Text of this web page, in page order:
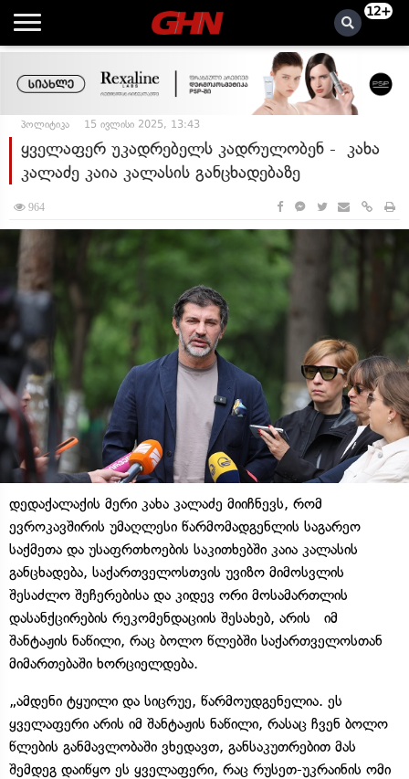
12+
პოლიტიკა 15 ივლისი 2025, 13:43
ყველაფერ უკადრებელს კადრულობენ - კახა
კალაძე კაია კალასის განცხადებაზე
964
დედაქალაქის მერი კახა კალაძე მიიჩნევს, რომ
ევროკავშირის უმაღლესი წარმომადგენლის საგარეო
საქმეთა და უსაფრთხოების საკითხებში კაია კალასის
განცხადება, საქართველოსთვის უვიზო მიმოსვლის
შესაძლო შეჩერებისა და კიდევ ორი მოსამართლის
დასანქცირების რეკომენდაციის შესახებ, არის იმ
შანტაჟის ნაწილი, რაც ბოლო წლებში საქართველოსთან
მიმართებაში ხორციელდება.
„ამდენი ტყუილი და სიცრუე, წარმოუდგენელია. ეს
ყველაფერი არის იმ შანტაჟის ნაწილი, რასაც ჩვენ ბოლო
წლების განმავლობაში ვხედავთ, განსაკუთრებით მას
შემდეგ დაიწყო ეს ყველაფერი, რაც რუსეთ-უკრაინის ომი